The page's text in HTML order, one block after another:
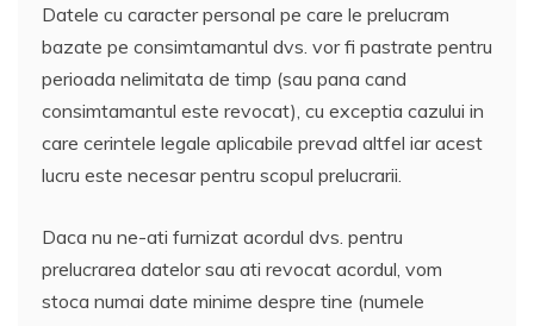
Datele cu caracter personal pe care le prelucram
bazate pe consimtamantul dvs. vor fi pastrate pentru
perioada nelimitata de timp (sau pana cand
consimtamantul este revocat), cu exceptia cazului in
care cerintele legale aplicabile prevad altfel iar acest
lucru este necesar pentru scopul prelucrarii.
Daca nu ne-ati furnizat acordul dvs. pentru
prelucrarea datelor sau ati revocat acordul, vom
stoca numai date minime despre tine (numele